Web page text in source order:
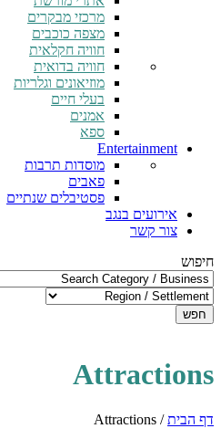
מרכזי מבקרים
מצפה כוכבים
חוויה חקלאית
חוויה בדואית
מוזיאונים וגלריות
בעלי חיים
אמנים
ספא
Entertainment
מוסדות תרבות
פאבים
פסטיבלים שנתיים
אירועים בנגב
צור קשר
חיפוש
חפש
Attractions
דף הבית/
Attractions